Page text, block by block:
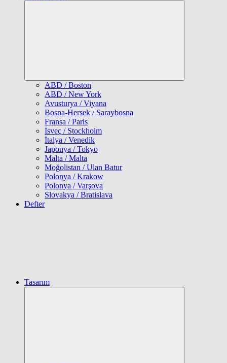
ABD / Boston
ABD / New York
Avusturya / Viyana
Bosna-Hersek / Saraybosna
Fransa / Paris
İsveç / Stockholm
İtalya / Venedik
Japonya / Tokyo
Malta / Malta
Moğolistan / Ulan Batur
Polonya / Krakow
Polonya / Varşova
Slovakya / Bratislava
Defter
Tasarım